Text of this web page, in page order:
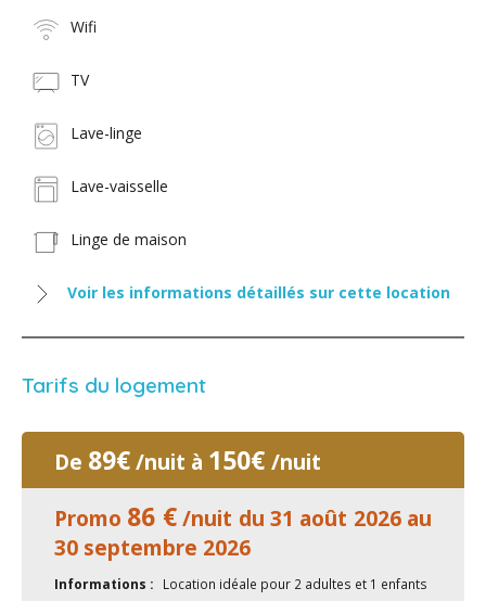
Wifi
TV
Lave-linge
Lave-vaisselle
Linge de maison
Voir les informations détaillés sur cette location
Tarifs du logement
De 89€/nuit à 150€ /nuit
Promo 86 €/nuit du 31 août 2026 au
30 septembre 2026
Informations : Location idéale pour 2 adultes et 1 enfants